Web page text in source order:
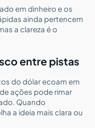
em dinheiro e os
ainda pertencem
a clareza é o
entre pistas
do dólar ecoam em
ações pode rimar
Quando
a ideia mais clara ou